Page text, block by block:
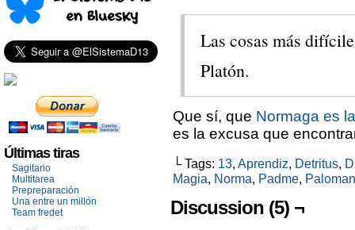
Últimas tiras
Sagitario
Multitarea
Prepreparación
Una entre un millón
Team fredet
Las cosas más
Platón.
Que sí, que Normaga es
es la excusa que
└ Tags: 13, Aprendiz, Detritus,
Magia, Norma, Padme, Paloman
Discussion (5) ¬